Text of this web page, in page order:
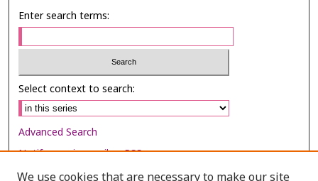
Enter search terms:
Select context to search:
Advanced Search
Notify me via email orRSS
We use cookies that are necessary to make our site